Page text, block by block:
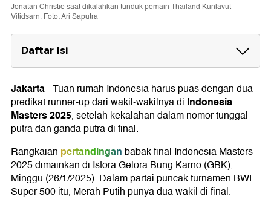
Jonatan Christie saat dikalahkan tunduk pemain Thailand Kunlavut
Vitidsarn. Foto: Ari Saputra
Daftar Isi
Hasil Final Indonesia Masters 2025
Jakarta-Tuan rumah Indonesia harus puas dengan dua
predikat runner-up dari wakil-wakilnya di Indonesia
Masters 2025, setelah kekalahan dalam nomor tunggal
putra dan ganda putra di final.
Rangkaian pertandingan babak final Indonesia Masters
2025 dimainkan di Istora Gelora Bung Karno (GBK),
Minggu (26/1/2025). Dalam partai puncak turnamen BWF
Super 500 itu, Merah Putih punya dua wakil di final.